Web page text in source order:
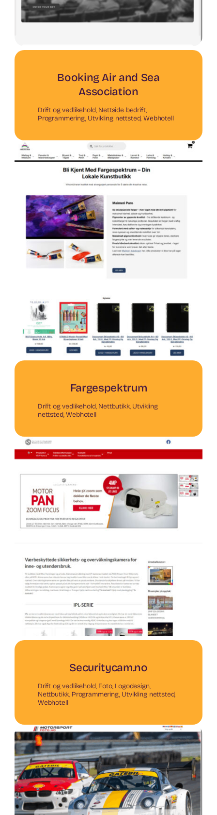
Booking Air and Sea
Association
Drift og vedlikehold, Nettside bedrift,
Programmering, Utvikling nettsted,Webhotell
Fargespektrum
Drift og vedlikehold, Nettbutikk, Utvikling
nettsted,Webhotell
Securitycam.no
Drift og vedlikehold, Foto, Logodesign,
Nettbutikk, Programmering, Utvikling nettsted,
Webhotell